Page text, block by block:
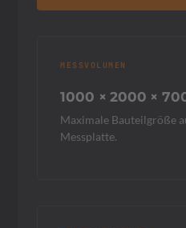
MESSVOLUMEN
1000 × 2000 ×
Maximale Bauteilgröße
Messplatte.